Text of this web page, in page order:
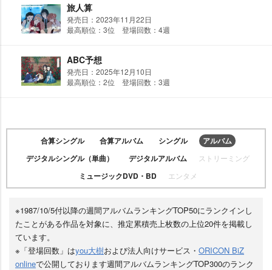
旅人算
発売日：2023年11月22日
最高順位：3位 登場回数：4週
ABC予想
発売日：2025年12月10日
最高順位：2位 登場回数：3週
合算シングル 合算アルバム シングル
アルバム
デジタルシングル（単曲）
デジタルアルバム ストリーミング
ミュージックDVD・BD エンタメ
※1987/10/5付以降の週間アルバムランキングTOP50にランクインし
たことがある作品を対象に、推定累積売上枚数の上位20件を掲載し
ています。
※「登場回数」はyou大樹および法人向けサービス・ ORICON BiZ
onlineで公開しております週間アルバムランキングTOP300のランク